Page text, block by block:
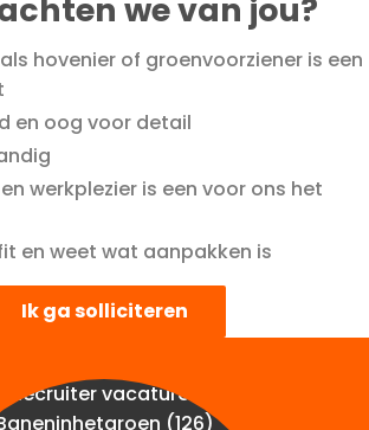
we van jou?
hovenier of groenvoorziener is een
en oog voor detail
werkplezier is een voor ons het
en weet wat aanpakken is
Ik ga solliciteren